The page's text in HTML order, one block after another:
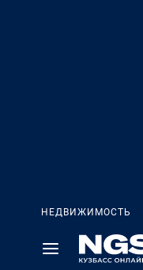
НЕДВИЖИМОСТЬ